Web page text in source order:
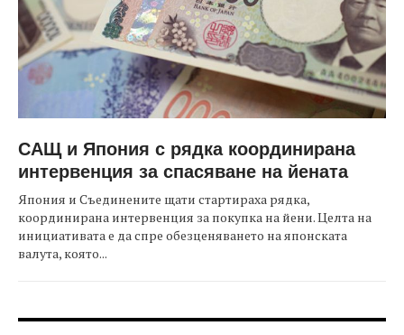
САЩ и Япония с рядка координирана
интервенция за спасяване на йената
Япония и Съединените щати стартираха рядка,
координирана интервенция за покупка на йени. Целта на
инициативата е да спре обезценяването на японската
валута, която...